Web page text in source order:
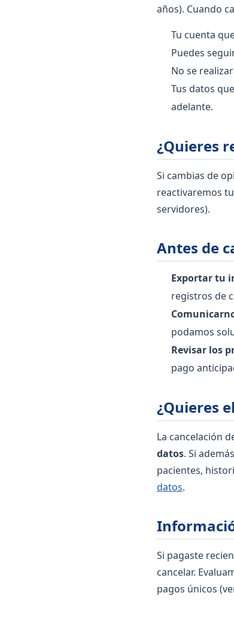
años). Cuando
Tu cuenta
Puedes
No se
Tus datos
adelante.
¿Quieres
Si cambias de
reactivaremos
servidores).
Antes de
Exportar tu
registros de
podamos
Revisar los
pago
¿Quieres
La cancelación
datos. Si
pacientes,
datos.
Si pagaste
cancelar.
pagos únicos